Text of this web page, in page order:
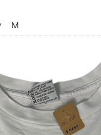
M